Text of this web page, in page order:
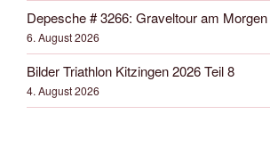
Depesche # 3266: Graveltour am Morgen
6. August 2026
Bilder Triathlon Kitzingen 2026 Teil 8
4. August 2026